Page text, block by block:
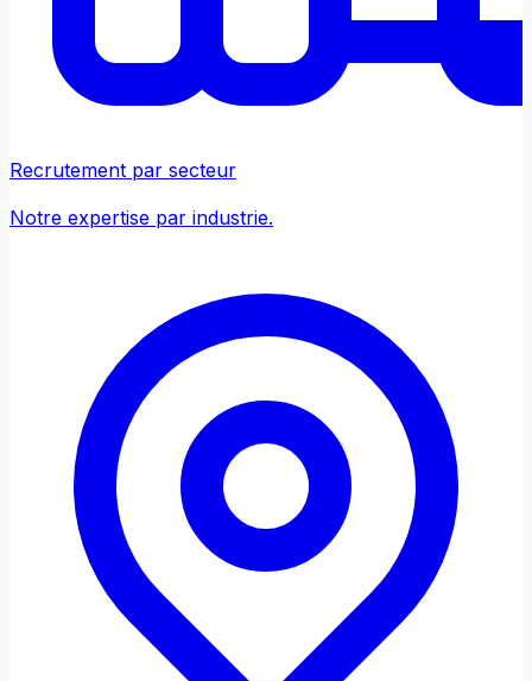
Recrutement par secteur
Notre expertise par industrie.